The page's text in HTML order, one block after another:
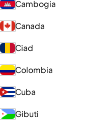
Cambogia
Canada
Ciad
Colombia
Cuba
Gibuti